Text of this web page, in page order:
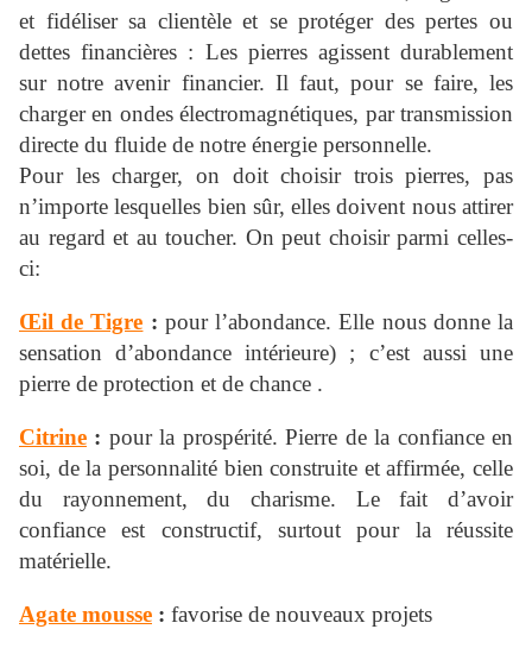
et fidéliser sa clientèle et se protéger des pertes ou
dettes financières : Les pierres agissent durablement
sur notre avenir financier. Il faut, pour se faire, les
charger en ondes électromagnétiques, par transmission
directe du fluide de notre énergie personnelle.
Pour les charger, on doit choisir trois pierres, pas
n’importe lesquelles bien sûr, elles doivent nous attirer
au regard et au toucher. On peut choisir parmi celles-
ci:
Œil de Tigre : pour l’abondance. Elle nous donne la
sensation d’abondance intérieure) ; c’est aussi une
pierre de protection et de chance .
Citrine : pour la prospérité. Pierre de la confiance en
soi, de la personnalité bien construite et affirmée, celle
du rayonnement, du charisme. Le fait d’avoir
confiance est constructif, surtout pour la réussite
matérielle.
Agate mousse : favorise de nouveaux projets